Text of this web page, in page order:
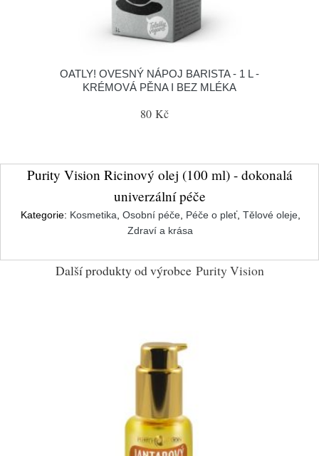
OATLY! OVESNÝ NÁPOJ BARISTA - 1 L -
KRÉMOVÁ PĚNA I BEZ MLÉKA
80 Kč
Purity Vision Ricinový olej (100 ml) - dokonalá
univerzální péče
Kategorie: Kosmetika Osobní péče, Péče o pleť, Tělové oleje,
Zdraví a krása
Další produkty od výrobce Purity Vision